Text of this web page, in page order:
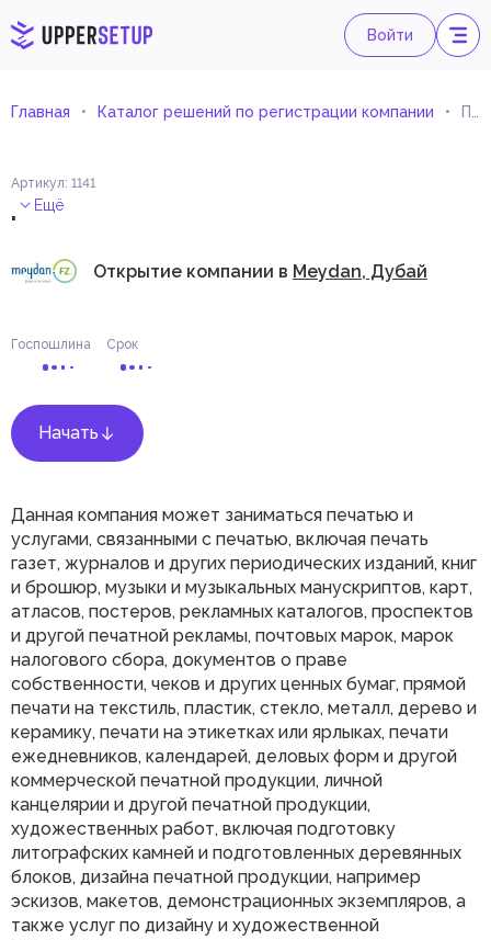
Войти
Главная Каталог решений по регистрации компании Печать и услуги, связанные с печатью
Артикул: 1141
. Ещё
Открытие компании в Meydan, Дубай
Госпошлина Срок
Начать
Данная компания может заниматься печатью и
услугами, связанными с печатью, включая печать
газет, журналов и других периодических изданий, книг
и брошюр, музыки и музыкальных манускриптов, карт,
атласов, постеров, рекламных каталогов, проспектов
и другой печатной рекламы, почтовых марок, марок
налогового сбора, документов о праве
собственности, чеков и других ценных бумаг, прямой
печати на текстиль, пластик, стекло, металл, дерево и
керамику, печати на этикетках или ярлыках, печати
ежедневников, календарей, деловых форм и другой
коммерческой печатной продукции, личной
канцелярии и другой печатной продукции,
художественных работ, включая подготовку
литографских камней и подготовленных деревянных
блоков, дизайна печатной продукции, например
эскизов, макетов, демонстрационных экземпляров, а
также услуг по дизайну и художественной